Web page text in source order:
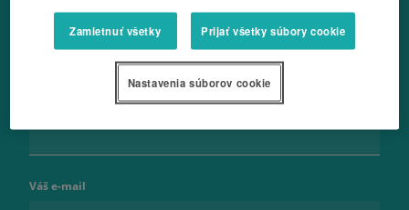
Vaše celé meno
Váš e-mail
Zamietnuť všetky Prijať všetky súbory cookie
Nastavenia súborov cookie